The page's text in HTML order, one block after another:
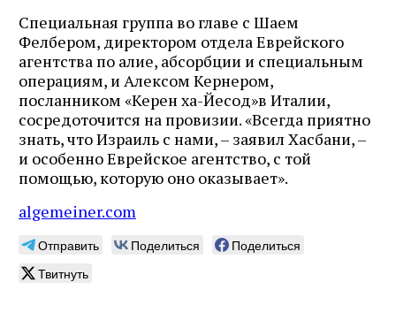
Специальная группа во главе с Шаем
Фелбером, директором отдела Еврейского
агентства по алие, абсорбции и специальным
операциям, и Алексом Кернером,
посланником «Керен ха-Йесод»в Италии,
сосредоточится на провизии. «Всегда приятно
знать, что Израиль с нами, – заявил Хасбани, –
и особенно Еврейское агентство, с той
помощью, которую оно оказывает».
algemeiner.com
Отправить Поделиться
Поделиться
Твитнуть